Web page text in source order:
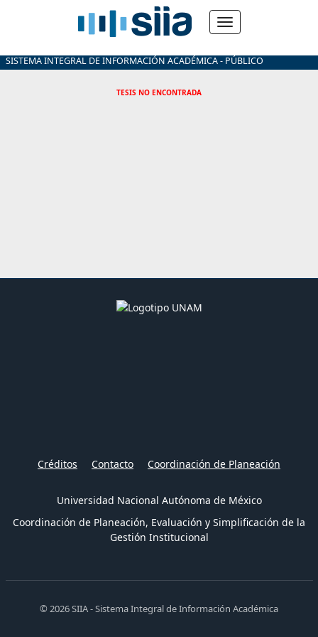
SISTEMA INTEGRAL DE INFORMACIÓN ACADÉMICA - PÚBLICO
TESIS NO ENCONTRADA
Créditos Contacto Coordinación de Planeación
Universidad Nacional Autónoma de México
Coordinación de Planeación, Evaluación y Simplificación de la
Gestión Institucional
© 2026 SIIA - Sistema Integral de Información Académica